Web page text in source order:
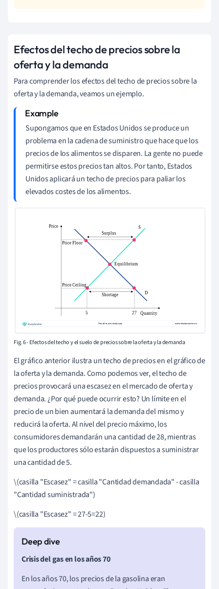
Efectos del techo de precios sobre la
oferta y la demanda
Para comprender los efectos del techo de precios sobre la
oferta y la demanda, veamos un ejemplo.
Supongamos que en Estados Unidos se produce un
problema en la cadena de suministro que hace que los
precios de los alimentos se disparen. La gente no puede
permitirse estos precios tan altos. Por tanto, Estados
Unidos aplicará un techo de precios para paliar los
elevados costes de los alimentos.
Fig. 6 - Efectos del techo y el suelo de precios sobre la oferta y la demanda
El gráfico anterior ilustra un techo de precios en el gráfico de
la oferta y la demanda. Como podemos ver, el techo de
precios provocará una escasez en el mercado de oferta y
demanda. ¿Por qué puede ocurrir esto? Un límite en el
precio de un bien aumentará la demanda del mismo y
reducirá la oferta. Al nivel del precio máximo, los
consumidores demandarán una cantidad de 28, mientras
que los productores sólo estarán dispuestos a suministrar
una cantidad de 5.
\(casilla "Escasez" = casilla "Cantidad demandada" - casilla
"Cantidad suministrada")
\(casilla "Escasez" = 27-5=22)
Crisis del gas en los años 70
En los años 70, los precios de la gasolina eran